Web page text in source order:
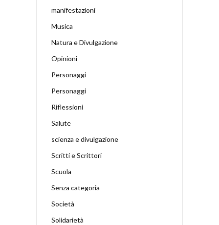
manifestazioni
Musica
Natura e Divulgazione
Opinioni
Personaggi
Personaggi
Riflessioni
Salute
scienza e divulgazione
Scritti e Scrittori
Scuola
Senza categoria
Società
Solidarietà